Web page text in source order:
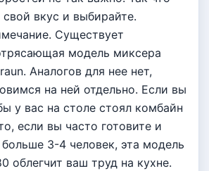
вкус и выбирайте.
Существует
модель миксера
Аналогов для нее нет,
на ней отдельно. Если вы
у вас на столе стоял комбайн
если вы часто готовите и
3-4 человек, эта модель
облегчит ваш труд на кухне.